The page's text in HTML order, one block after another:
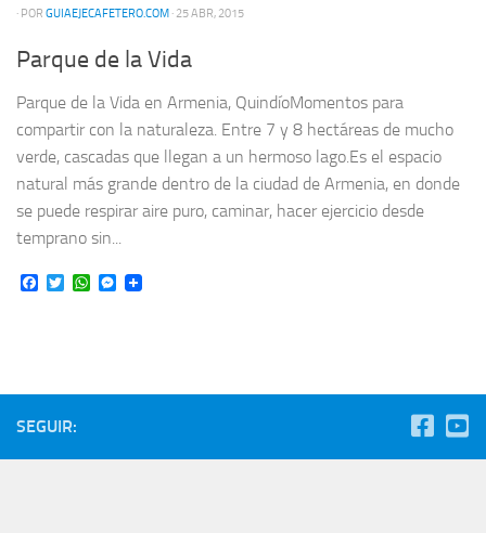
· POR GUIAEJECAFETERO.COM · 25 ABR, 2015
Parque de la Vida
Parque de la Vida en Armenia, QuindíoMomentos para
compartir con la naturaleza. Entre 7 y 8 hectáreas de mucho
verde, cascadas que llegan a un hermoso lago.Es el espacio
natural más grande dentro de la ciudad de Armenia, en donde
se puede respirar aire puro, caminar, hacer ejercicio desde
temprano sin...
Facebook
TwitterWhatsApp
Messenger
SEGUIR: